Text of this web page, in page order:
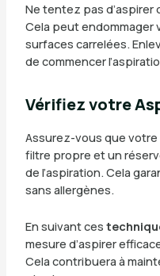
Ne tentez pas
Cela peut endommager
surfaces carrelées.
de commencer
Vérifiez votre
Assurez-vous que votre
filtre propre et un
de l’aspiration. Cela
sans allergènes.
En suivant ces
mesure d’aspirer
Cela contribuera à